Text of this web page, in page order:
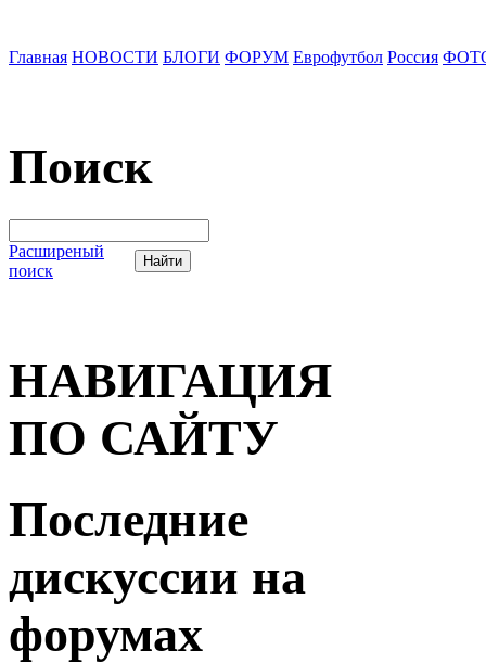
Главная НОВОСТИ БЛОГИ ФОРУМ Еврофутбол Россия
Поиск
Расширеный
поиск
НАВИГАЦИЯ
ПО САЙТУ
Последние
дискуссии на
форумах